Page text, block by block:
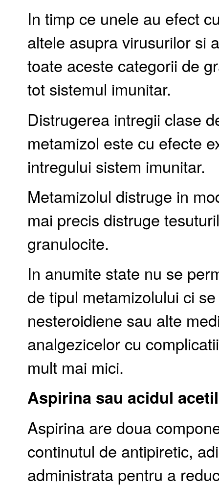
In timp ce unele au efect
altele asupra virusurilor si
toate aceste categorii de
tot sistemul imunitar.
Distrugerea intregii clase
metamizol este cu efecte
intregului sistem imunitar.
Metamizolul distruge in
mai precis distruge
granulocite.
In anumite state nu se
de tipul metamizolului ci
nesteroidiene sau alte
analgezicelor cu
mult mai mici.
Aspirina sau acidul
Aspirina are doua
continutul de antipiretic,
administrata pentru a